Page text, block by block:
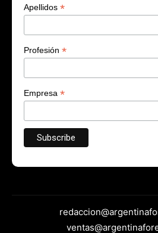
Apellidos *
Profesión *
Empresa *